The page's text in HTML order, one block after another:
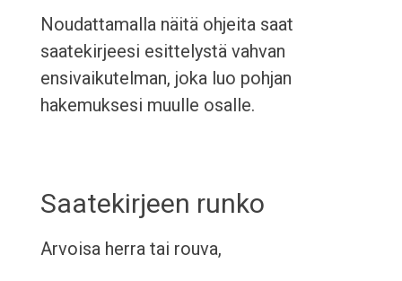
Noudattamalla näitä ohjeita saat
saatekirjeesi esittelystä vahvan
ensivaikutelman, joka luo pohjan
hakemuksesi muulle osalle.
Saatekirjeen runko
Arvoisa herra tai rouva,